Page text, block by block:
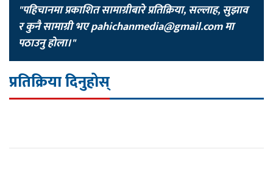
"पहिचानमा प्रकाशित सामाग्रीबारे प्रतिक्रिया, सल्लाह, सुझाव
र कुनै सामाग्री भएpahichanmedia@gmail.comमा
पठाउनु होला।"
प्रतिक्रिया दिनुहोस्